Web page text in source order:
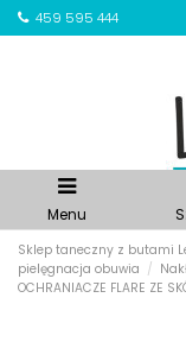
459 595 444
Menu
Sklep taneczny z butami
pielęgnacja obuwia
OCHRANIACZE FLARE ZE